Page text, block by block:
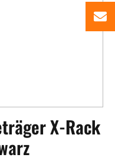
X-Rack